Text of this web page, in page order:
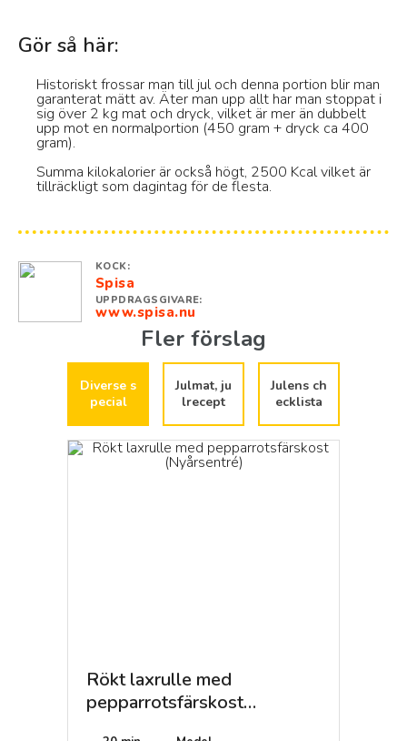
Gör så här:
Historiskt frossar man till jul och denna portion blir man
garanterat mätt av. Äter man upp allt har man stoppat i
sig över 2 kg mat och dryck, vilket är mer än dubbelt
upp mot en normalportion (450 gram + dryck ca 400
gram).
Summa kilokalorier är också högt, 2500 Kcal vilket är
tillräckligt som dagintag för de flesta.
KOCK:
Spisa
UPPDRAGSGIVARE:
www.spisa.nu
Fler förslag
Diverse s
pecial
Julmat, ju
lrecept
Julens ch
ecklista
Rökt laxrulle med
pepparrotsfärskost